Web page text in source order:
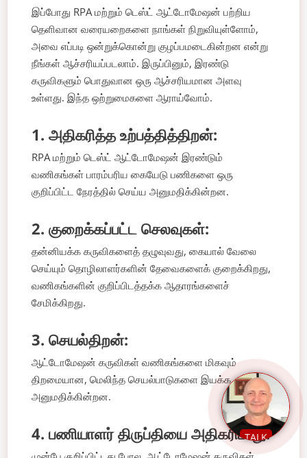
இப்போது RPA மற்றும் டெஸ்ட் ஆட்டோமேஷன் பற்றிய
தெளிவான வரையறைகளை நாங்கள் நிறுவியுள்ளோம்,
அவை எப்படி ஒன்றுக்கொன்று குழப்பமடைகின்றன என்று
நீங்கள் ஆச்சரியப்படலாம். இருப்பினும், இரண்டு
கருவிகளும் பொதுவான ஒரு ஆச்சரியமான அளவு
உள்ளது. இந்த ஒற்றுமைகளை ஆராய்வோம்.
1. அதிகரித்த உற்பத்தித்திறன்:
RPA மற்றும் டெஸ்ட் ஆட்டோமேஷன் இரண்டும்
வணிகங்கள் பாரம்பரிய கையேடு பணிகளை ஒரு
குறிப்பிட்ட நேரத்தில் செய்ய அனுமதிக்கின்றன.
2. குறைக்கப்பட்ட செலவுகள்:
தன்னியக்க கருவிகளைத் தழுவுவது, கையால் வேலை
செய்யும் தொழிலாளர்களின் தேவைகளைக் குறைக்கிறது,
வணிகங்களின் குறிப்பிடத்தக்க ஆதாரங்களைச்
சேமிக்கிறது.
3. செயல்திறன்:
ஆட்டோமேஷன் கருவிகள் வணிகங்களை மிகவும்
திறமையான, மெலிந்த செயல்பாடுகளை இயக்க
அனுமதிக்கின்றன.
4. பணியாளர் திருப்தியை அதிகரிப்பது:
TALK